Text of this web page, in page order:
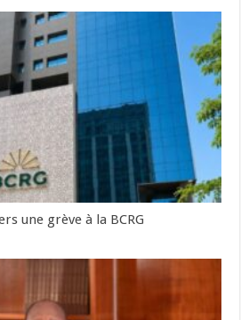
une grève à la BCRG